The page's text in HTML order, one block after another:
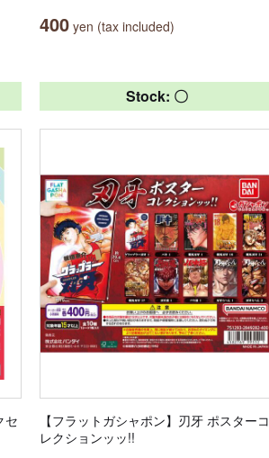
400 yen (tax included)
セ
Stock: 〇
【フラットガシャポン】刃牙 ポスターコ
レクションッッ!!